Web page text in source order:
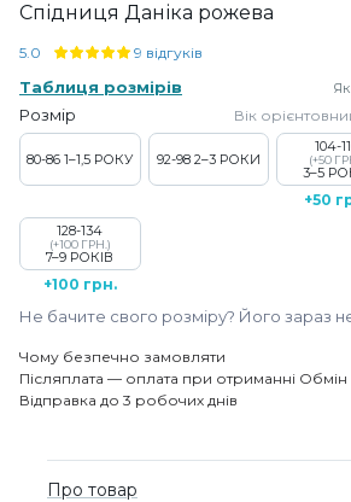
Спідниця Даніка рожева
5.0 9 відгуків
Таблиця розмірів
Розмір Вік
80-86 1–1,5 РОКУ 92-98 2–3 РОКИ
104-
(+50
3–5
+50
128-134
(+100 ГРН.)
7–9 РОКІВ
+100 грн.
Не бачите свого розміру? Його зараз
Чому безпечно замовляти
Післяплата — оплата при отриманні Обмін
Відправка до 3 робочих днів
Про товар